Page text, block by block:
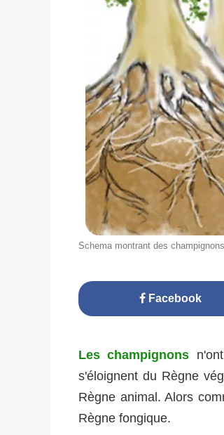
Schema montrant des
Facebook
Les champignons
s'éloignent du Règne
Règne animal. Alors
Règne fongique.